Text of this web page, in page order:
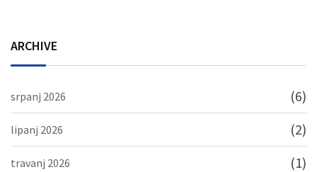
ARCHIVE
srpanj 2026 (6)
lipanj 2026 (2)
travanj 2026 (1)